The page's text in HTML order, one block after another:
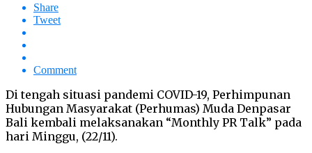
Share
Tweet
Comment
Di tengah situasi pandemi COVID-19, Perhimpunan
Hubungan Masyarakat (Perhumas) Muda Denpasar
Bali kembali melaksanakan “Monthly PR Talk” pada
hari Minggu, (22/11).